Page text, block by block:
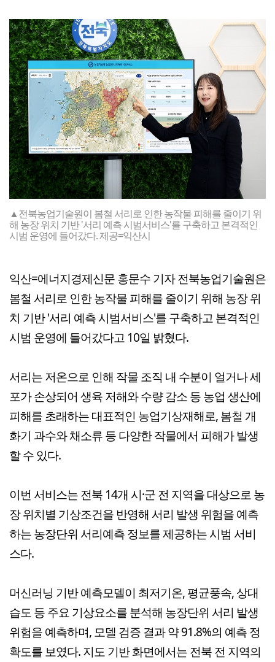
▲전북농업기술원이 봄철 서리로 인한 농작물 피해를 줄이기 위
해 농장 위치 기반 '서리 예측 시범서비스'를 구축하고 본격적인
시범 운영에 들어갔다. 제공=익산시
익산=에너지경제신문 홍문수 기자 전북농업기술원은
봄철 서리로 인한 농작물 피해를 줄이기 위해 농장 위
치 기반 '서리 예측 시범서비스'를 구축하고 본격적인
시범 운영에 들어갔다고 10일 밝혔다.
서리는 저온으로 인해 작물 조직 내 수분이 얼거나 세
포가 손상되어 생육 저해와 수량 감소 등 농업 생산에
피해를 초래하는 대표적인 농업기상재해로, 봄철 개
화기 과수와 채소류 등 다양한 작물에서 피해가 발생
할 수 있다.
이번 서비스는 전북 14개 시·군 전 지역을 대상으로 농
장 위치별 기상조건을 반영해 서리 발생 위험을 예측
하는 농장단위 서리예측 정보를 제공하는 시범 서비
스다.
머신러닝 기반 예측모델이 최저기온, 평균풍속, 상대
습도 등 주요 기상요소를 분석해 농장단위 서리 발생
위험을 예측하며, 모델 검증 결과 약 91.8%의 예측 정
확도를 보였다. 지도 기반 화면에서는 전북 전 지역의